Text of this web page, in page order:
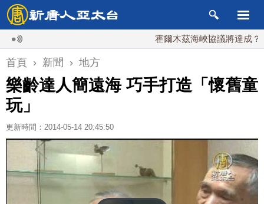
霍爾木茲海峽協議將達成？伊朗傳
首頁 › 新聞 › 地方
樂齡達人簡遠海 巧手打造「懷舊童
玩」
更新時間：2014-05-14 20:45:50